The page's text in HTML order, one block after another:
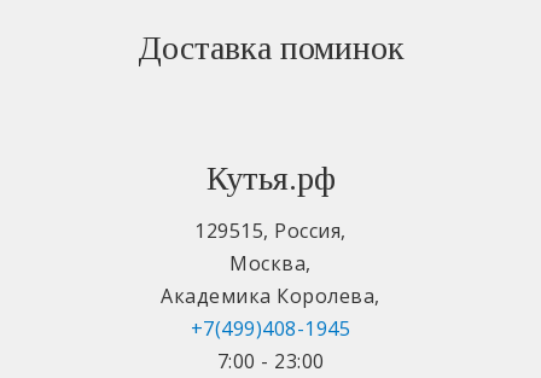
Доставка поминок
Кутья.рф
129515, Россия,
Москва,
Академика Королева,
+7(499)408-1945
7:00 - 23:00